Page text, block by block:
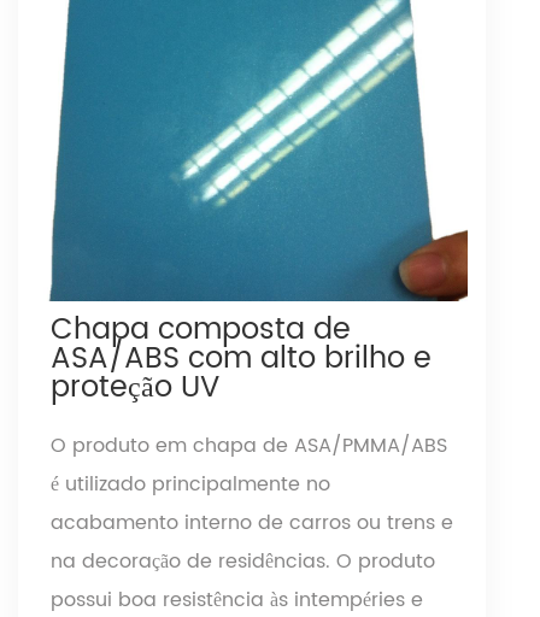
Chapa composta de
ASA/ABS com alto brilho e
proteção UV
O produto em chapa de ASA/PMMA/ABS
é utilizado principalmente no
acabamento interno de carros ou trens e
na decoração de residências. O produto
possui boa resistência às intempéries e